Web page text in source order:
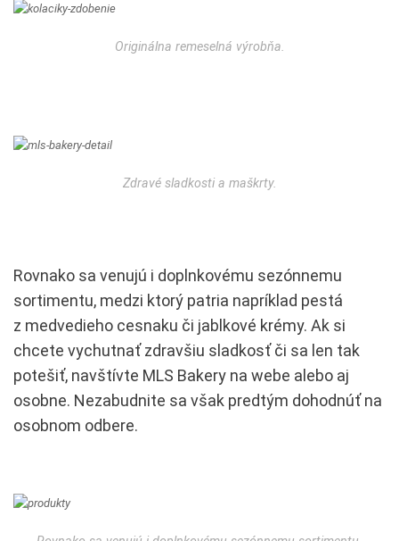
Originálna remeselná výrobňa.
Zdravé sladkosti a maškrty.
Rovnako sa venujú i doplnkovému sezónnemu
sortimentu, medzi ktorý patria napríklad pestá
z medvedieho cesnaku či jablkové krémy. Ak si
chcete vychutnať zdravšiu sladkosť či sa len tak
potešiť, navštívte MLS Bakery na webe alebo aj
osobne. Nezabudnite sa však predtým dohodnúť na
osobnom odbere.